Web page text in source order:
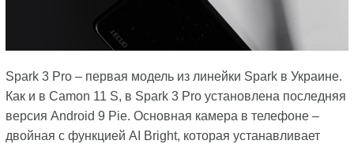
Spark 3 Pro – первая модель из линейки Spark в Украине.
Как и в Camon 11 S, в Spark 3 Pro установлена последняя
версия Android 9 Pie. Основная камера в телефоне –
двойная с функцией AI Bright, которая устанавливает